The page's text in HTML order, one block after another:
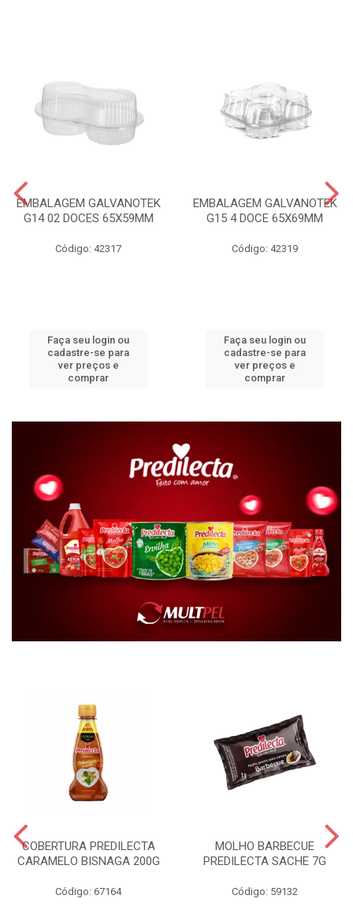
EMBALAGEM GALVANOTEK
G14 02 DOCES 65X59MM
Código: 42317
Faça seu login ou
cadastre-se para
ver preços e
comprar
EMBALAGEM GALVANOTEK
G15 4 DOCE 65X69MM
Código: 42319
Faça seu login ou
cadastre-se para
ver preços e
comprar
COBERTURA PREDILECTA
CARAMELO BISNAGA 200G
Código: 67164
MOLHO BARBECUE
PREDILECTA SACHE 7G
Código: 59132